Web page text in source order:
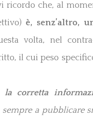
ricordo che, al
è, senz’altro,
volta, nel
il cui peso
la corretta
a pubblicare